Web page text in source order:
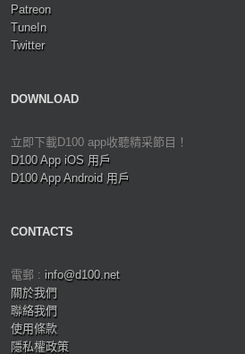
Patreon
TuneIn
Twitter
DOWNLOAD
立即下載D100 app收聽精采節目！
D100 App iOS 用戶
D100 App Android 用戶
CONTACTS
電郵 : info@d100.net
關於我們
聯絡我們
使用條款
隱私權政策